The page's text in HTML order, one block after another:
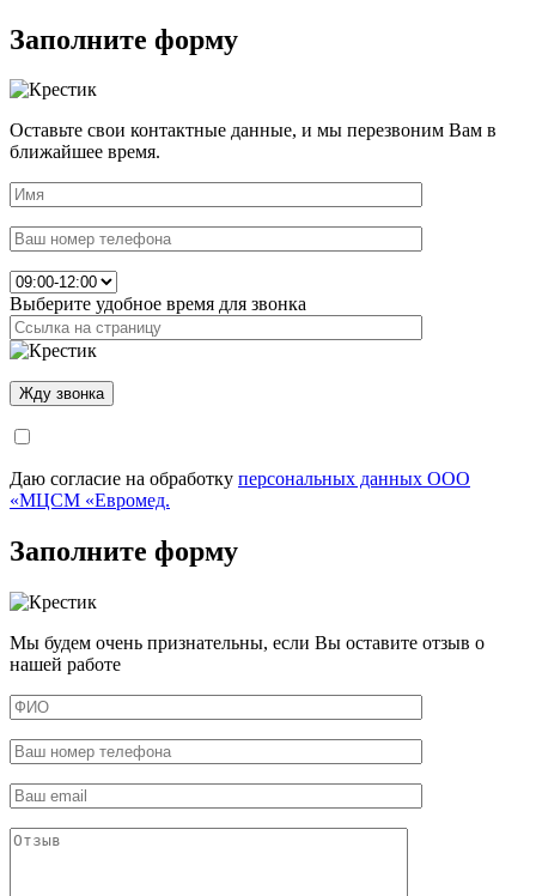
Заполните форму
Оставьте свои контактные данные, и мы перезвоним Вам в
ближайшее время.
Выберите удобное время для звонка
Даю согласие на обработку персональных данных ООО
«МЦСМ «Евромед.
Заполните форму
Мы будем очень признательны, если Вы оставите отзыв о
нашей работе